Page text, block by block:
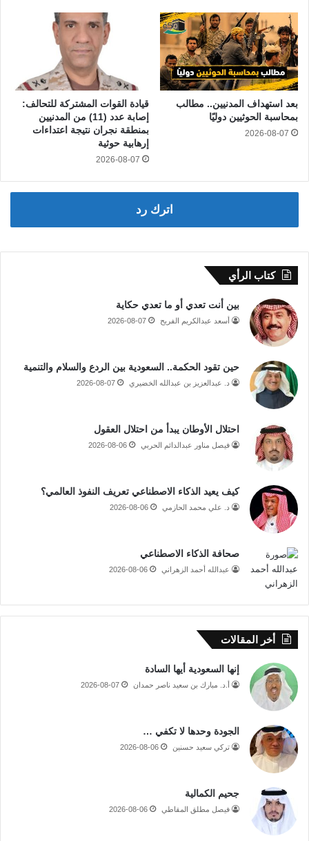
بعد استهداف المدنيين.. مطالب
بمحاسبة الحوثيين دوليًا
2026-08-07
قيادة القوات المشتركة للتحالف:
إصابة عدد (11) من المدنيين
بمنطقة نجران نتيجة اعتداءات
إرهابية حوثية
2026-08-07
اترك رد
كتاب الرأي
بين أنت تعدي أو ما تعدي حكاية
أسعد عبدالكريم الفريح 2026-08-07
حين تقود الحكمة.. السعودية بين الردع والسلام والتنمية
د. عبدالعزيز بن عبدالله الخضيري 2026-08-07
احتلال الأوطان يبدأ من احتلال العقول
فيصل مناور عبدالدائم الحربي 2026-08-06
كيف يعيد الذكاء الاصطناعي تعريف النفوذ العالمي؟
د. علي محمد الحازمي 2026-08-06
صحافة الذكاء الاصطناعي
عبدالله أحمد الزهراني 2026-08-06
أخر المقالات
إنها السعودية أيها السادة
أ.د. مبارك بن سعيد ناصر حمدان 2026-08-07
الجودة وحدها لا تكفي …
تركي سعيد حسنين 2026-08-06
جحيم الكمالية
فيصل مطلق المقاطي 2026-08-06